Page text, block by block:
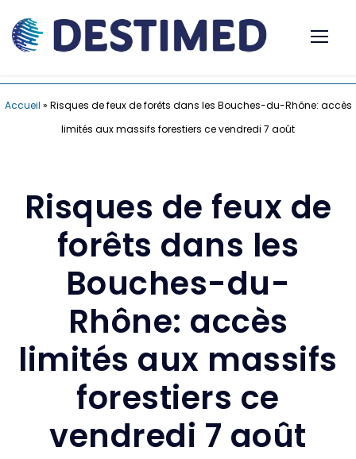
Accueil » Risques de feux de forêts dans les Bouches-du-Rhône: accès
limités aux massifs forestiers ce vendredi 7 août
Risques de feux de
forêts dans les
Bouches-du-
Rhône: accès
limités aux massifs
forestiers ce
vendredi 7 août